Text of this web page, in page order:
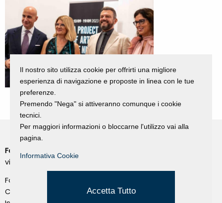
Fondazione Dino Zoli
viale Bologna 288, Forlì
Fondo dot. euro 285.000 i.v.
CF e P.IVA 03692820404
Privacy Policy
Il nostro sito utilizza cookie per offrirti una migliore
esperienza di navigazione e proposte in linea con le tue
preferenze.
Premendo "Nega" si attiveranno comunque i cookie
tecnici.
Per maggiori informazioni o bloccarne l'utilizzo vai alla
pagina.
Informativa Cookie
Accetta Tutto